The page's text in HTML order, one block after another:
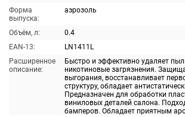
Форма
выпуска:
аэрозоль
Объём, л:
0.4
EAN-13:
LN1411L
Расширенное
описание:
Быстро и эффективно удаляет
никотиновые загрязнения.
выгорания, восстанавливает
структуру, обладает
Предназначен для обработки
виниловых деталей салона.
бамперов. Обладает приятным